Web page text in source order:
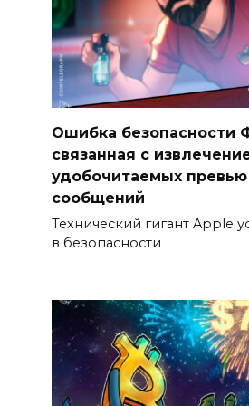
Ошибка безопасности
связанная с
удобочитаемых
сообщений
Технический гигант Apple
в безопасности